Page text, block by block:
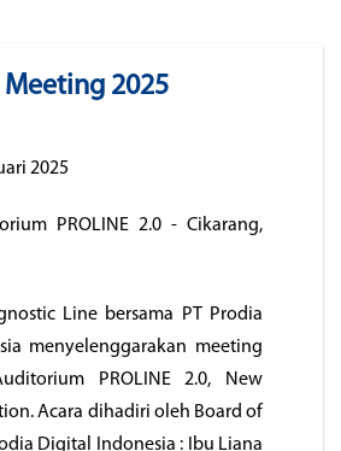
Meeting 2025
2025
PROLINE 2.0 - Cikarang,
Line bersama PT Prodia
menyelenggarakan meeting
PROLINE 2.0, New
Acara dihadiri oleh Board of
Digital Indonesia : Ibu Liana